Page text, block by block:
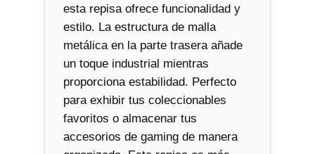
esta repisa ofrece funcionalidad y
estilo. La estructura de malla
metálica en la parte trasera añade
un toque industrial mientras
proporciona estabilidad. Perfecto
para exhibir tus coleccionables
favoritos o almacenar tus
accesorios de gaming de manera